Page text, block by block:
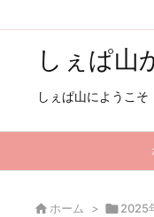
しぇぱ山
しぇぱ山にようこ
 ホーム > 2025